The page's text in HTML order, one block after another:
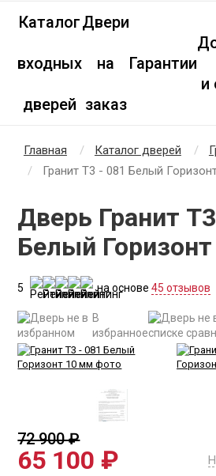
Каталог
входных
дверей
Двери
на
заказ
Гарантии
и
Главная Каталог дверей
Гранит Т3 - 081 Белый
Дверь Гранит
Белый
5 на основе45 отзывов
В
избранное
72 900 ₽
65 100 ₽